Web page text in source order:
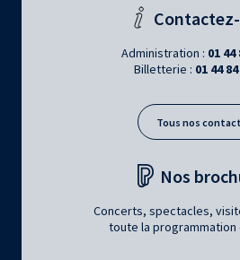
Administration : 01 44
Billetterie : 01 44
Tous nos
Nos
Concerts, spectacles,
toute la programmation